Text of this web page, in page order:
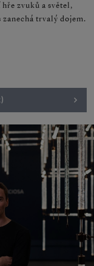
zvuků a světel,
zanechá trvalý dojem.